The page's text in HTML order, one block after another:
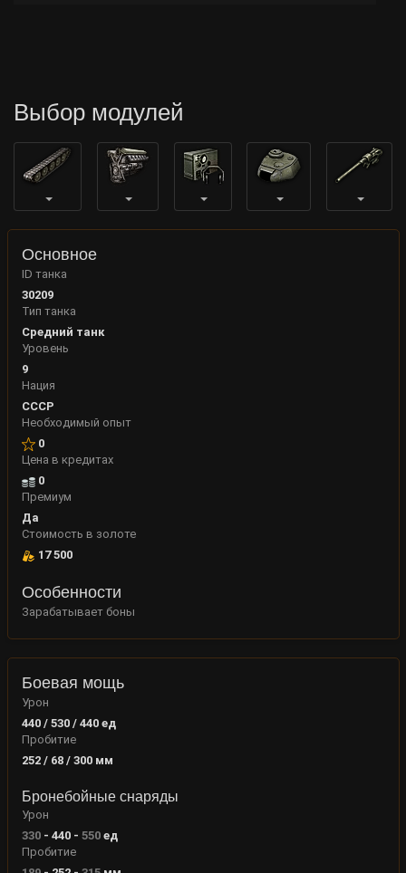
Выбор модулей
Основное
ID танка
30209
Тип танка
Средний танк
Уровень
9
Нация
СССР
Необходимый опыт
0
Цена в кредитах
0
Премиум
Да
Стоимость в золоте
17 500
Особенности
Зарабатывает боны
Боевая мощь
Урон
440 / 530 / 440 ед
Пробитие
252 / 68 / 300 мм
Бронебойные снаряды
Урон
330- 440- 550ед
Пробитие